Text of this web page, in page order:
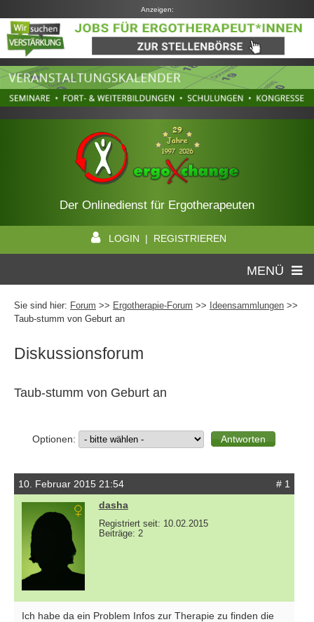
Anzeigen:
Der Onlinedienst für Ergotherapeuten
LOGIN | REGISTRIEREN
MENÜ
Sie sind hier: Forum >> Ergotherapie-Forum >> Ideensammlungen >>
Taub-stumm von Geburt an
Diskussionsforum
Taub-stumm von Geburt an
Optionen:
10. Februar 2015 21:54
# 1
dasha
Registriert seit: 10.02.2015
Beiträge: 2
Ich habe da ein Problem Infos zur Therapie zu finden die